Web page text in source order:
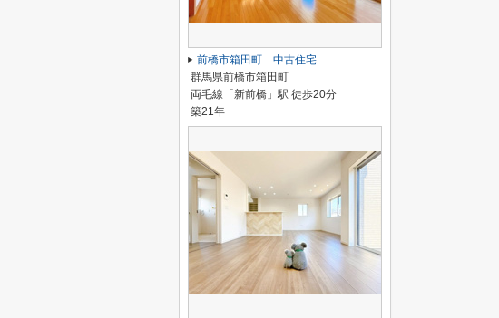
前橋市箱田町 中古住宅
群馬県前橋市箱田町
両毛線「新前橋」駅 徒歩20分
築21年